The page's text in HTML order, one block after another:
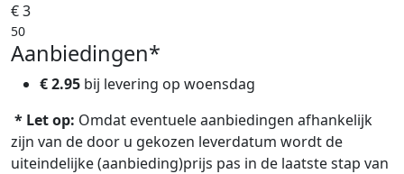
€ 3
50
Aanbiedingen*
€ 2.95 bij levering op woensdag
* Let op: Omdat eventuele aanbiedingen afhankelijk
zijn van de door u gekozen leverdatum wordt de
uiteindelijke (aanbieding)prijs pas in de laatste stap van